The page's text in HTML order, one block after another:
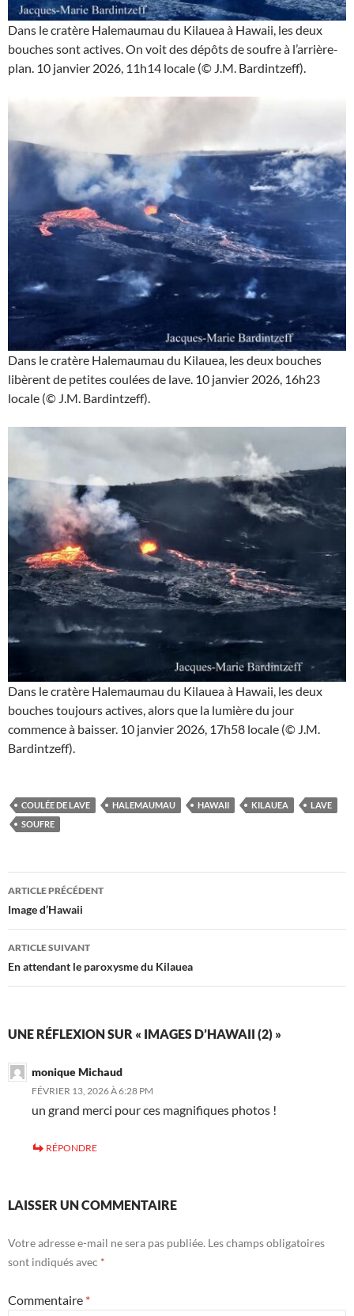
Dans le cratère Halemaumau du Kilauea à Hawaii, les deux
bouches sont actives. On voit des dépôts de soufre à l’arrière-
plan. 10 janvier 2026, 11h14 locale (© J.M. Bardintzeff).
Dans le cratère Halemaumau du Kilauea, les deux bouches
libèrent de petites coulées de lave. 10 janvier 2026, 16h23
locale (© J.M. Bardintzeff).
Dans le cratère Halemaumau du Kilauea à Hawaii, les deux
bouches toujours actives, alors que la lumière du jour
commence à baisser. 10 janvier 2026, 17h58 locale (© J.M.
Bardintzeff).
COULÉE DE LAVE HALEMAUMAU HAWAII KILAUEA
LAVE
SOUFRE
Navigation
des
articles
ARTICLE PRÉCÉDENT
Image d’Hawaii
ARTICLE SUIVANT
En attendant le paroxysme du Kilauea
UNE RÉFLEXION SUR « IMAGES D’HAWAII (2) »
monique Michaud
FÉVRIER 13, 2026 À 6:28 PM
un grand merci pour ces magnifiques photos !
RÉPONDRE
LAISSER UN COMMENTAIRE
Votre adresse e-mail ne sera pas publiée. Les champs obligatoires
sont indiqués avec *
Commentaire *